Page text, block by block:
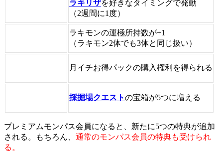
ラキリザを好きなタイミングで発動
（2週間に1度）
ラキモンの運極所持数が+1
（ラキモン2体でも3体と同じ扱い）
月イチお得パックの購入権利を得られる
採掘場クエストの宝箱が5つに増える
プレミアムモンパス会員になると、新たに5つの特典が追加
される。もちろん、 通常のモンパス会員の特典も受けられ
る。